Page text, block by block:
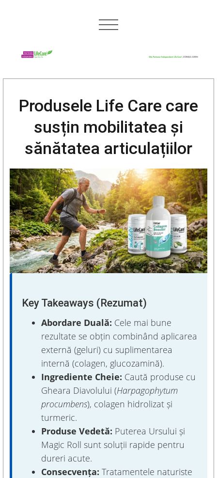
Produsele Life Care care
susțin mobilitatea și
sănătatea articulațiilor
Key Takeaways (Rezumat)
Abordare Duală: Cele mai bune
rezultate se obțin combinând aplicarea
externă (geluri) cu suplimentarea
internă (colagen, glucozamină).
Ingrediente Cheie: Caută produse cu
Gheara Diavolului (Harpagophytum
procumbens), colagen hidrolizat și
turmeric.
Produse Vedetă: Puterea Ursului și
Magic Roll sunt soluții rapide pentru
dureri acute.
Consecvența: Tratamentele naturiste